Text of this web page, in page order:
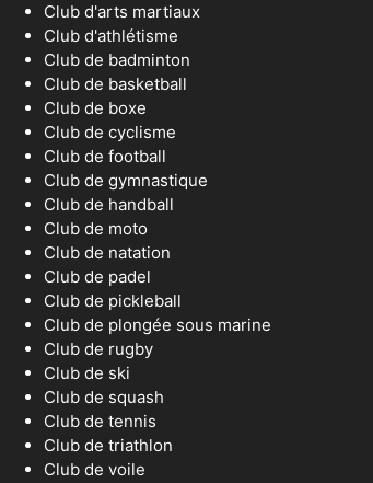
Club d'arts martiaux
Club d'athlétisme
Club de badminton
Club de basketball
Club de boxe
Club de cyclisme
Club de football
Club de gymnastique
Club de handball
Club de moto
Club de natation
Club de padel
Club de pickleball
Club de plongée sous marine
Club de rugby
Club de ski
Club de squash
Club de tennis
Club de triathlon
Club de voile